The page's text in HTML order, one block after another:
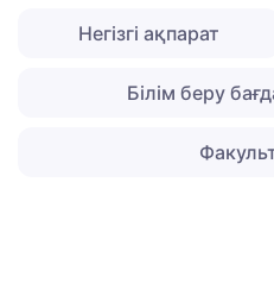
Негізгі ақпарат
Білім беру